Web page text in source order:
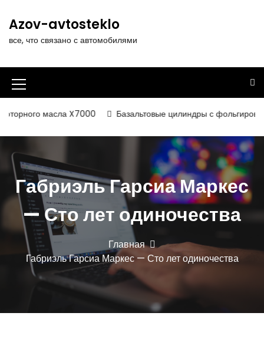
т
к
д
м
Azov-avtosteklo
все, что связано с автомобилями
И
к
о
н
к
а
м
е
масла X7000 Базальтовые цилиндры с
Габриэль Гарсиа Маркес
— Сто лет одиночества
Главная
Габриэль Гарсиа Маркес — Сто лет одиночества